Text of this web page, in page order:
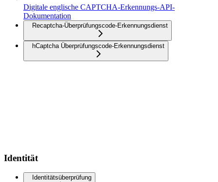
Digitale englische CAPTCHA-Erkennungs-API-
Dokumentation
Recaptcha-Überprüfungscode-Erkennungsdienst
hCaptcha Überprüfungscode-Erkennungsdienst
Identität
Identitätsüberprüfung